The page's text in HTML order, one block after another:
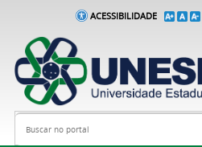
ACESSIBILIDADE
Busca